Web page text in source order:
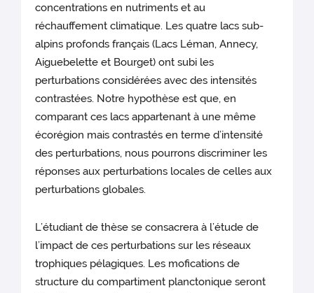
concentrations en nutriments et au
réchauffement climatique. Les quatre lacs sub-
alpins profonds français (Lacs Léman, Annecy,
Aiguebelette et Bourget) ont subi les
perturbations considérées avec des intensités
contrastées. Notre hypothèse est que, en
comparant ces lacs appartenant à une même
écorégion mais contrastés en terme d’intensité
des perturbations, nous pourrons discriminer les
réponses aux perturbations locales de celles aux
perturbations globales.
L’étudiant de thèse se consacrera à l’étude de
l’impact de ces perturbations sur les réseaux
trophiques pélagiques. Les mofications de
structure du compartiment planctonique seront